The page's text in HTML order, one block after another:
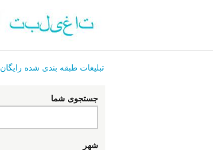
تبلیغات طبقه بندی شده رایگان
جستجوی شما
شهر